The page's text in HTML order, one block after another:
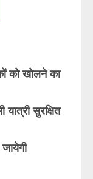
को खोलने का
सुरक्षित